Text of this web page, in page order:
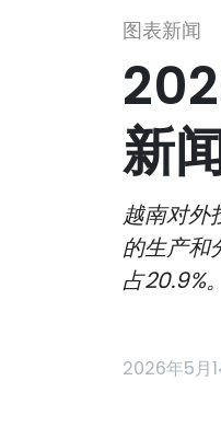
图表新闻
新闻
越南对外
的生产和
占20.9%。
2026年5月